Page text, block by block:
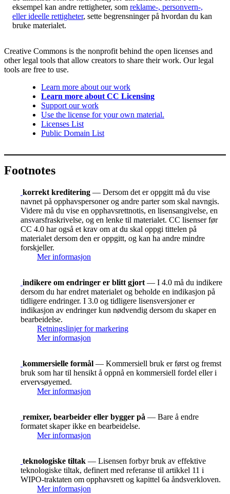
eksempel kan andre rettigheter, som reklame-, personvern-,
eller ideelle rettigheter, sette begrensninger på hvordan du kan
bruke materialet.
Creative Commons is the nonprofit behind the open licenses and
other legal tools that allow creators to share their work. Our legal
tools are free to use.
Learn more about our work
Learn more about CC Licensing
Support our work
Use the license for your own material.
Licenses List
Public Domain List
Footnotes
korrekt kreditering — Dersom det er oppgitt må du vise
navnet på opphavspersoner og andre parter som skal navngis.
Videre må du vise en opphavsrettnotis, en lisensangivelse, en
ansvarsfraskrivelse, og en lenke til materialet. CC lisenser før
CC 4.0 har også et krav om at du skal oppgi tittelen på
materialet dersom den er oppgitt, og kan ha andre mindre
forskjeller.
Mer informasjon
indikere om endringer er blitt gjort — I 4.0 må du indikere
dersom du har endret materialet og beholde en indikasjon på
tidligere endringer. I 3.0 og tidligere lisensversjoner er
indikasjon av endringer kun nødvendig dersom du skaper en
bearbeidelse.
Retningslinjer for markering
Mer informasjon
kommersielle formål — Kommersiell bruk er først og fremst
bruk som har til hensikt å oppnå en kommersiell fordel eller i
ervervsøyemed.
Mer informasjon
remixer, bearbeider eller bygger på — Bare å endre
formatet skaper ikke en bearbeidelse.
Mer informasjon
teknologiske tiltak — Lisensen forbyr bruk av effektive
teknologiske tiltak, definert med referanse til artikkel 11 i
WIPO-traktaten om opphavsrett og kapittel 6a åndsverkloven.
Mer informasjon